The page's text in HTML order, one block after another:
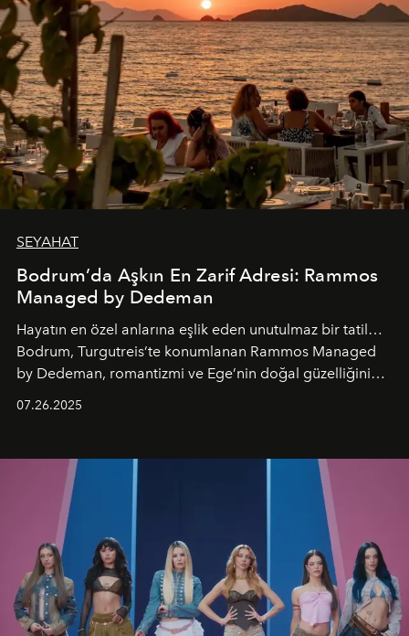
SEYAHAT
Bodrum’da Aşkın En Zarif Adresi: Rammos
Managed by Dedeman
Hayatın en özel anlarına eşlik eden unutulmaz bir tatil…
Bodrum, Turgutreis’te konumlanan Rammos Managed
by Dedeman, romantizmi ve Ege’nin doğal güzelliğini
07.26.2025